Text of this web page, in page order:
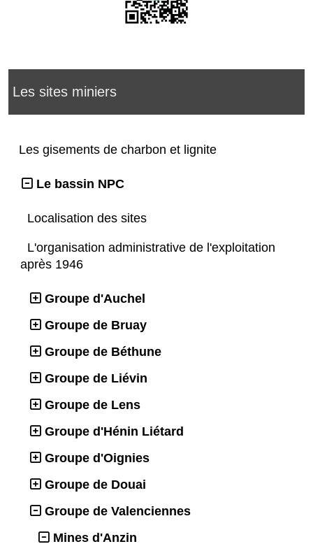
Les sites miniers
Les gisements de charbon et lignite
Le bassin NPC
Localisation des sites
L'organisation administrative de l'exploitation
après 1946
Groupe d'Auchel
Groupe de Bruay
Groupe de Béthune
Groupe de Liévin
Groupe de Lens
Groupe d'Hénin Liétard
Groupe d'Oignies
Groupe de Douai
Groupe de Valenciennes
Mines d'Anzin